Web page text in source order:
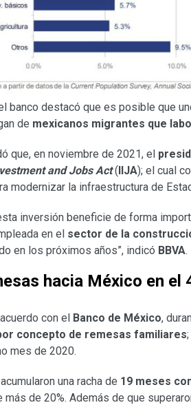
banco destacó que es posible que
de mexicanos migrantes que
que, en noviembre de 2021, el
and Jobs Act(IIJA); el cual
modernizar la infraestructura de
inversión beneficie de forma
en el sector de la
en los próximos años”, indicó BBVA.
hacia México en el
con el Banco de México,
concepto de remesas familiares
mes de 2020.
una racha de 19 meses
más de 20%. Además de que